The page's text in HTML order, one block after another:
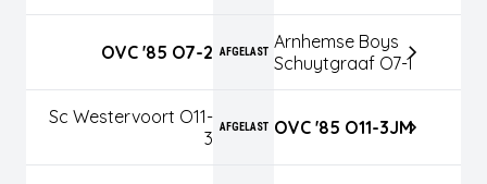
OVC '85 O7-2 AFGELAST Arnhemse Boys
Schuytgraaf O7-1
Sc Westervoort O11-
3
AFGELAST OVC '85 O11-3JM